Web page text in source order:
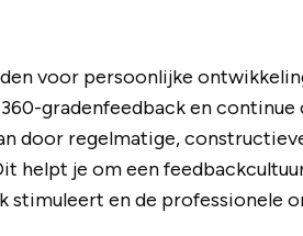
voor persoonlijke
gradenfeedback en
door regelmatige,
helpt je om een
stimuleert en de professionele